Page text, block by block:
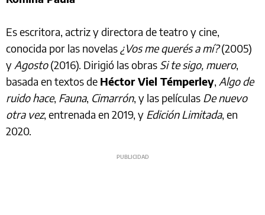
Es escritora, actriz y directora de teatro y cine,
conocida por las novelas ¿Vos me querés a mí?(2005)
y Agosto(2016). Dirigió las obras Si te sigo, muero,
basada en textos de Héctor Viel Témperley, Algo de
ruido hace, Fauna, Cimarrón, y las películas De nuevo
otra vez, entrenada en 2019, y Edición Limitada, en
2020.